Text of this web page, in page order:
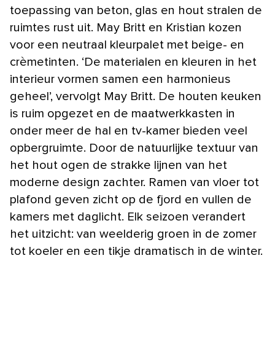
toepassing van beton, glas en hout stralen de
ruimtes rust uit. May Britt en Kristian kozen
voor een neutraal kleurpalet met beige- en
crèmetinten. ‘De materialen en kleuren in het
interieur vormen samen een harmonieus
geheel’, vervolgt May Britt. De houten keuken
is ruim opgezet en de maatwerkkasten in
onder meer de hal en tv-kamer bieden veel
opbergruimte. Door de natuurlijke textuur van
het hout ogen de strakke lijnen van het
moderne design zachter. Ramen van vloer tot
plafond geven zicht op de fjord en vullen de
kamers met daglicht. Elk seizoen verandert
het uitzicht: van weelderig groen in de zomer
tot koeler en een tikje dramatisch in de winter.